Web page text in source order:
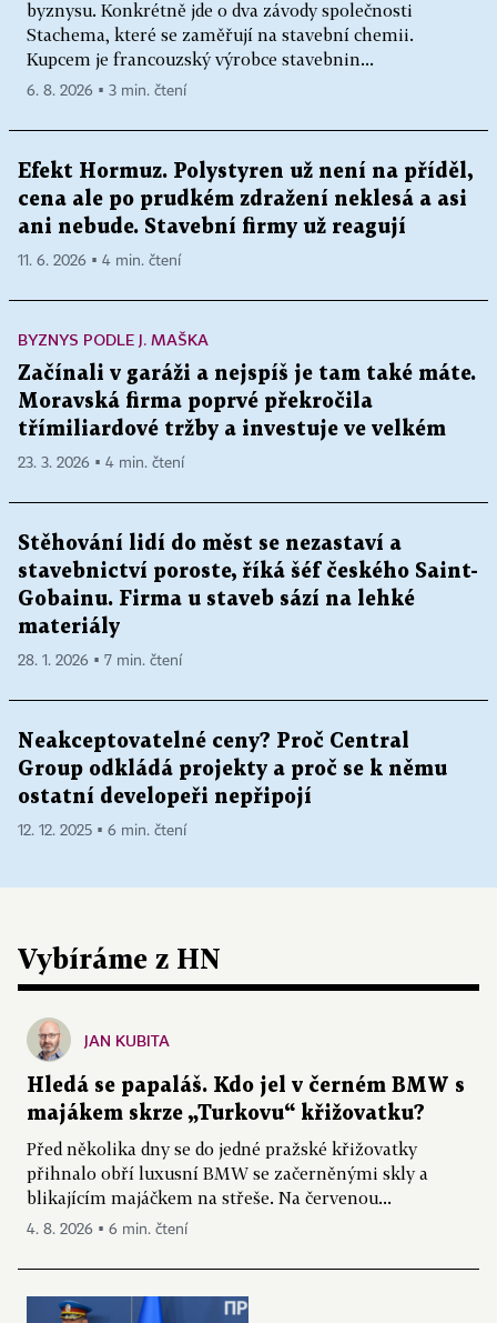
byznysu. Konkrétně jde o dva závody společnosti
Stachema, které se zaměřují na stavební chemii.
Kupcem je francouzský výrobce stavebnin...
6. 8. 2026 ▪ 3 min. čtení
Efekt Hormuz. Polystyren už není na příděl,
cena ale po prudkém zdražení neklesá a asi
ani nebude. Stavební firmy už reagují
11. 6. 2026 ▪ 4 min. čtení
BYZNYS PODLE J. MAŠKA
Začínali v garáži a nejspíš je tam také máte.
Moravská firma poprvé překročila
třímiliardové tržby a investuje ve velkém
23. 3. 2026 ▪ 4 min. čtení
Stěhování lidí do měst se nezastaví a
stavebnictví poroste, říká šéf českého Saint-
Gobainu. Firma u staveb sází na lehké
materiály
28. 1. 2026 ▪ 7 min. čtení
Neakceptovatelné ceny? Proč Central
Group odkládá projekty a proč se k němu
ostatní developeři nepřipojí
12. 12. 2025 ▪ 6 min. čtení
Vybíráme z HN
JAN KUBITA
Hledá se papaláš. Kdo jel v černém BMW s
majákem skrze „Turkovu“ křižovatku?
Před několika dny se do jedné pražské křižovatky
přihnalo obří luxusní BMW se začerněnými skly a
blikajícím majáčkem na střeše. Na červenou...
4. 8. 2026 ▪ 6 min. čtení